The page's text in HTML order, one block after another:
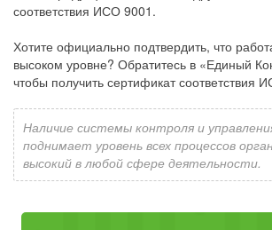
соответствия ИСО 9001.
Хотите официально подтвердить, что
высоком уровне? Обратитесь в «Единый
чтобы получить сертификат соответствия
Наличие системы контроля и
поднимает уровень всех процессов
высокий в любой сфере деятельности.